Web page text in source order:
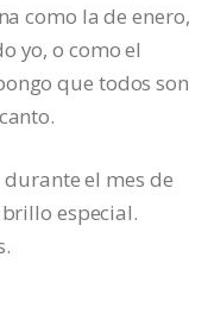
como la de enero,
yo, o como el
que todos son
durante el mes de
especial.